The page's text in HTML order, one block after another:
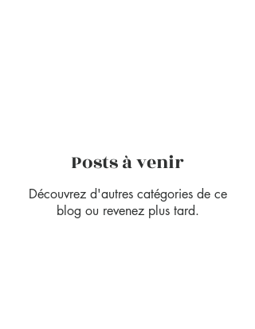
Posts à venir
Découvrez d'autres catégories de ce
blog ou revenez plus tard.